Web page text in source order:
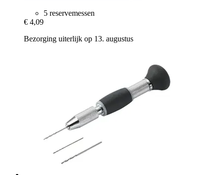
5 reservemessen
€ 4,09
Bezorging uiterlijk op 13. augustus